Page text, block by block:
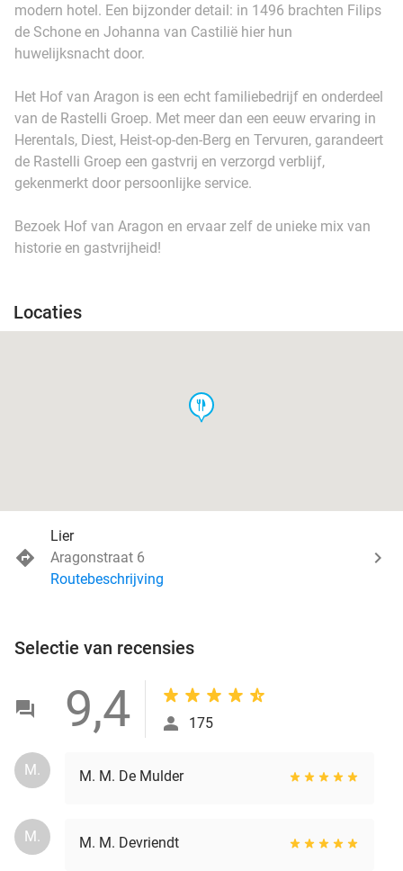
modern hotel. Een bijzonder detail: in 1496 brachten Filips
de Schone en Johanna van Castilië hier hun
huwelijksnacht door.
Het Hof van Aragon is een echt familiebedrijf en onderdeel
van de Rastelli Groep. Met meer dan een eeuw ervaring in
Herentals, Diest, Heist-op-den-Berg en Tervuren, garandeert
de Rastelli Groep een gastvrij en verzorgd verblijf,
gekenmerkt door persoonlijke service.
Bezoek Hof van Aragon en ervaar zelf de unieke mix van
historie en gastvrijheid!
Locaties
food
Lier
Aragonstraat 6
Routebeschrijving
Selectie van recensies
9,4 175
M. M. M. De Mulder
M. M. M. Devriendt